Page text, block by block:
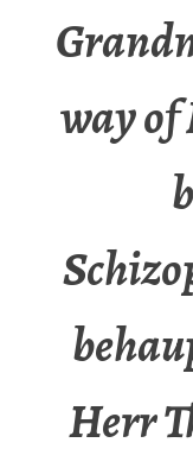
way of
Herr